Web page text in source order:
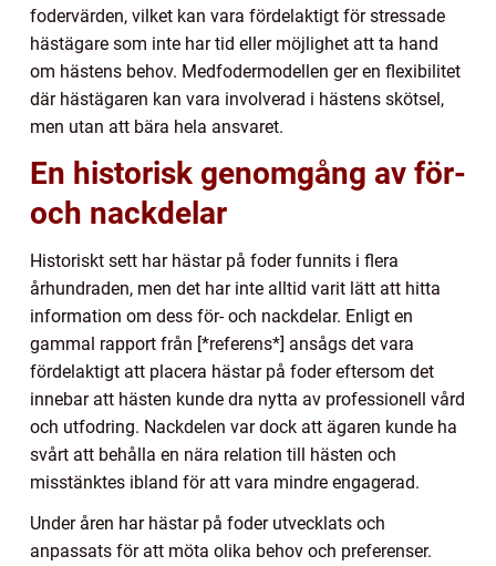
fodervärden, vilket kan vara fördelaktigt för stressade
hästägare som inte har tid eller möjlighet att ta hand
om hästens behov. Medfodermodellen ger en flexibilitet
där hästägaren kan vara involverad i hästens skötsel,
men utan att bära hela ansvaret.
En historisk genomgång av för-
och nackdelar
Historiskt sett har hästar på foder funnits i flera
århundraden, men det har inte alltid varit lätt att hitta
information om dess för- och nackdelar. Enligt en
gammal rapport från [*referens*] ansågs det vara
fördelaktigt att placera hästar på foder eftersom det
innebar att hästen kunde dra nytta av professionell vård
och utfodring. Nackdelen var dock att ägaren kunde ha
svårt att behålla en nära relation till hästen och
misstänktes ibland för att vara mindre engagerad.
Under åren har hästar på foder utvecklats och
anpassats för att möta olika behov och preferenser.